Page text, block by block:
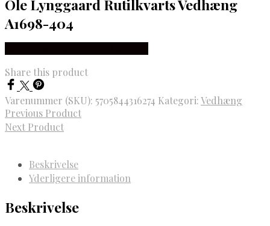
Ole Lynggaard Rutilkvarts Vedhæng
A1698-404
Share this product
Varenummer (SKU): 5705844316274 Kategori:Vedhæng
Previous Product
Next Product
Beskrivelse
Yderligere information
Beskrivelse